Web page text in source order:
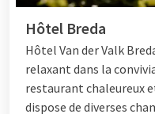
Hôtel Breda
Hôtel Van der Valk
relaxant dans la
restaurant chaleureux
dispose de diverses